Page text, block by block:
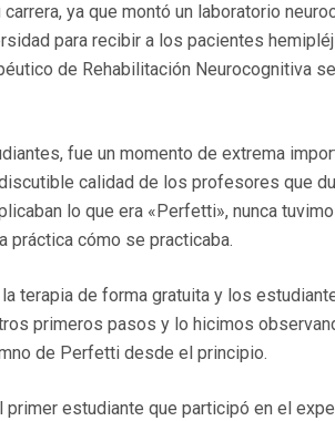
ya que montó un laboratorio
para recibir a los pacientes
de Rehabilitación Neurocognitiva
fue un momento de extrema
calidad de los profesores que
lo que era «Perfetti», nunca
práctica cómo se practicaba.
terapia de forma gratuita y los
primeros pasos y lo hicimos
de Perfetti desde el principio.
primer estudiante que participó en el